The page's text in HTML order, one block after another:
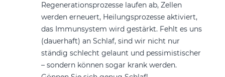
Regenerationsprozesse laufen ab, Zellen
werden erneuert, Heilungsprozesse aktiviert,
das Immunsystem wird gestärkt. Fehlt es uns
(dauerhaft) an Schlaf, sind wir nicht nur
ständig schlecht gelaunt und pessimistischer
– sondern können sogar krank werden.